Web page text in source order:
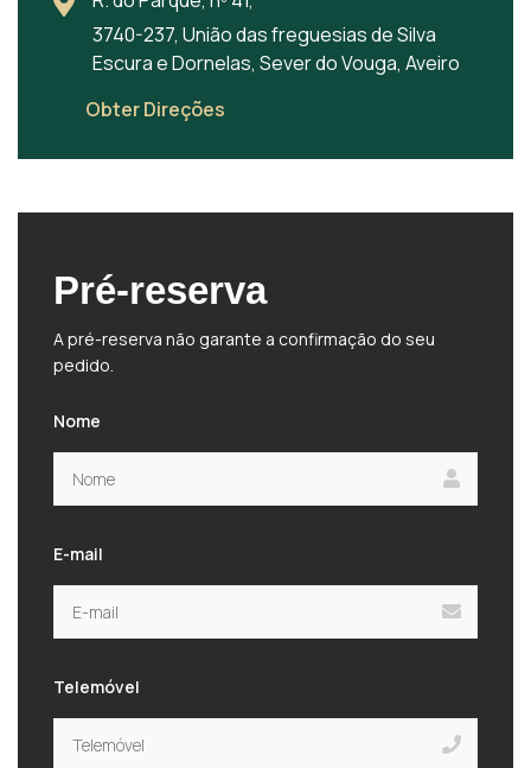
3740-237, União das freguesias de Silva
Escura e Dornelas, Sever do Vouga, Aveiro
Obter Direções
Pré-reserva
A pré-reserva não garante a confirmação do seu
pedido.
Nome
E-mail
Telemóvel